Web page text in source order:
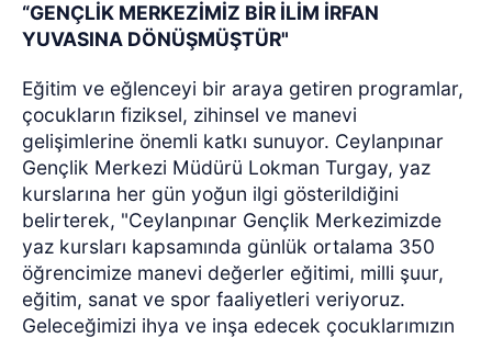
“GENÇLİK MERKEZİMİZ BİR İLİM İRFAN
YUVASINA DÖNÜŞMÜŞTÜR"
Eğitim ve eğlenceyi bir araya getiren programlar,
çocukların fiziksel, zihinsel ve manevi
gelişimlerine önemli katkı sunuyor. Ceylanpınar
Gençlik Merkezi Müdürü Lokman Turgay, yaz
kurslarına her gün yoğun ilgi gösterildiğini
belirterek, "Ceylanpınar Gençlik Merkezimizde
yaz kursları kapsamında günlük ortalama 350
öğrencimize manevi değerler eğitimi, milli şuur,
eğitim, sanat ve spor faaliyetleri veriyoruz.
Geleceğimizi ihya ve inşa edecek çocuklarımızın